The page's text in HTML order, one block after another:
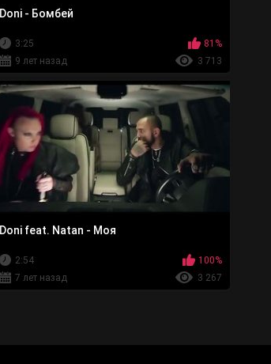
Doni - Бомбей
3:25
81%
9 лет назад
3 713
Doni feat. Natan - Моя
2:54
100%
7 лет назад
3 267